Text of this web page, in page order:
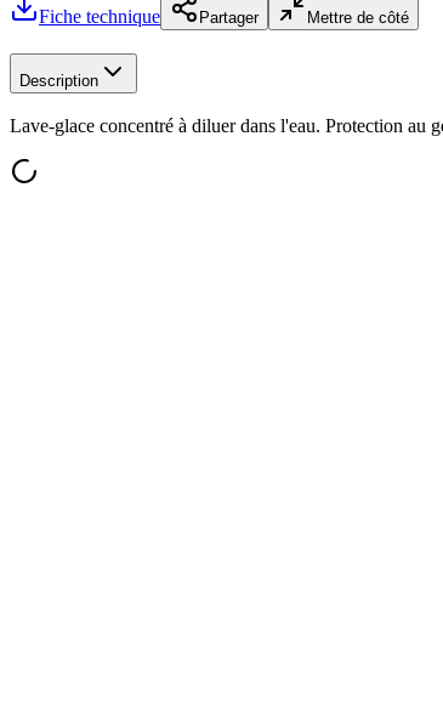
Fiche technique
Partager Mettre de côté
Description
Lave-glace concentré à diluer dans l'eau. Protection au